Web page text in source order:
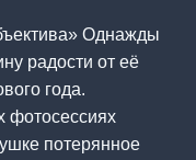
Однажды
радости от её
года.
фотосессиях
потерянное